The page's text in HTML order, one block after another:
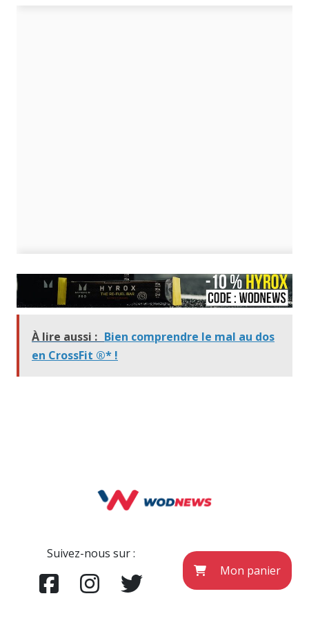
À lire aussi : Bien comprendre le mal au dos
en CrossFit ®* !
Suivez-nous sur :
Mon panier